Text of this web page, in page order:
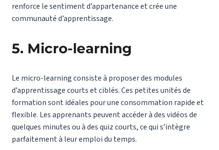
renforce le sentiment d’appartenance et crée une
communauté d’apprentissage.
5. Micro-learning
Le micro-learning consiste à proposer des modules
d’apprentissage courts et ciblés. Ces petites unités de
formation sont idéales pour une consommation rapide et
flexible. Les apprenants peuvent accéder à des vidéos de
quelques minutes ou à des quiz courts, ce qui s’intègre
parfaitement à leur emploi du temps.